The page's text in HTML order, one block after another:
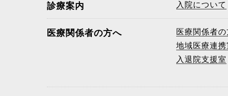
診療案内 入院について
医療関係者の方へ
医療関係者の
地域医療連携
入退院支援室